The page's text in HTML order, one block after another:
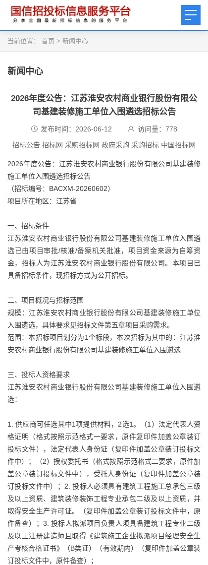
当前位置： 首页 > 新闻中心
新闻中心
2026年度公告：江苏淮安农村商业银行股份有限公
司基建装修施工单位入围遴选招标公告
发布时间：2026-06-12 访问量： 778
招标公告 招标网 采购招标网 政府采购 采购招标 中国招标网
2026年度公告：江苏淮安农村商业银行股份有限公司基建装修
施工单位入围遴选招标公告
（招标编号：BACXM-20260602）
项目所在地区：江苏省
一、招标条件
江苏淮安农村商业银行股份有限公司基建装修施工单位入围遴
选已由项目审批/核准/备案机关批准，项目资金来源为自筹资
金，招标人为江苏淮安农村商业银行股份有限公司。本项目已
具备招标条件，现招标方式为公开招标。
二、项目概况与招标范围
规模：江苏淮安农村商业银行股份有限公司基建装修施工单位
入围遴选，具体要求见招标文件第五章项目采购需求。
范围：本招标项目划分为1个标段，本次招标为其中的：江苏淮
安农村商业银行股份有限公司基建装修施工单位入围遴选
三、投标人资格要求
江苏淮安农村商业银行股份有限公司基建装修施工单位入围遴
选：
1. 供应商可任选其中1项提供材料，2选1。（1）法定代表人资
格证明（格式按照示范格式一要求，原件复印件加盖公章装订
投标文件），法定代表人身份证（复印件加盖公章装订投标文
件中）；（2）授权委托书（格式按照示范格式二要求，原件加
盖公章装订投标文件中），受托人身份证（复印件加盖公章装
订投标文件中）；2. 投标人必须具有建筑工程施工总承包三级
及以上资质、建筑装修装饰工程专业承包二级及以上资质，并
取得安全生产许可证。（复印件加盖公章装订投标文件中，原
件备查）；3. 投标人拟派项目负责人须具备建筑工程专业二级
及以上注册建造师且取得《建筑施工企业拟派项目经理安全生
产考核合格证书》（B类证）（有效期内）（复印件加盖公章装
订投标文件中，原件备查）；